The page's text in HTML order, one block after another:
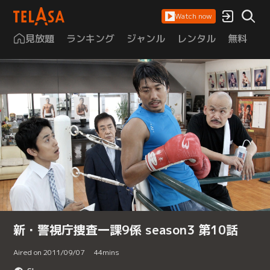
Watch now
見放題 ランキング ジャンル レンタル 無料
新・警視庁捜査一課9係 season3 第10話
Aired on 2011/09/07 44mins